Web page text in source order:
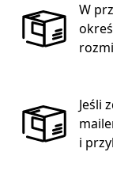
W
Jeśli
i